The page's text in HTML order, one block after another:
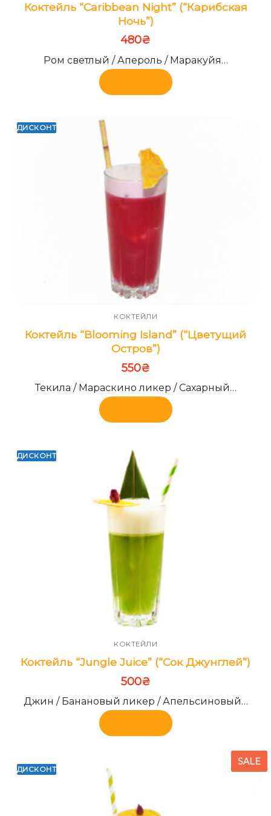
Коктейль “Caribbean Night” (“Карибская
Ночь”)
480₴
Ром светлый / Апероль / Маракуйя…
ДИСКОНТ
КОКТЕЙЛИ
Коктейль “Blooming Island” (“Цветущий
Остров”)
550₴
Текила / Мараскино ликер / Сахарный…
ДИСКОНТ
КОКТЕЙЛИ
Коктейль “Jungle Juice” (“Сок Джунглей”)
500₴
Джин / Банановый ликер / Апельсиновый…
ДИСКОНТ
SALE